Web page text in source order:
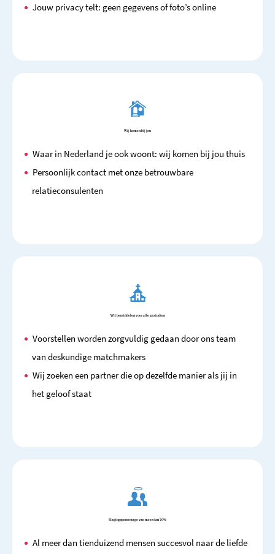
Jouw privacy telt: geen gegevens of foto’s online
Wij komen bij jou
Waar in Nederland je ook woont: wij komen bij jou thuis
Persoonlijk contact met onze betrouwbare
relatieconsulenten
Wij bemiddelen voor alle gezindten
Voorstellen worden zorgvuldig gedaan door ons team
van deskundige matchmakers
Wij zoeken een partner die op dezelfde manier als jij in
het geloof staat
Slagingspercentage van meer dan 70%
Al meer dan tienduizend mensen succesvol naar de liefde